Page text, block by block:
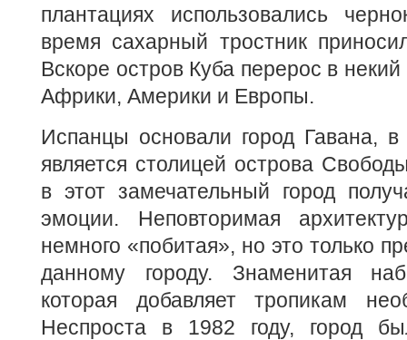
плантациях использовались
время сахарный тростник
Вскоре остров Куба перерос в некий
Африки, Америки и Европы.
Испанцы основали город Гавана, в
является столицей острова
в этот замечательный город
эмоции. Неповторимая
немного «побитая», но это только
данному городу. Знаменитая
которая добавляет тропикам
Неспроста в 1982 году, город